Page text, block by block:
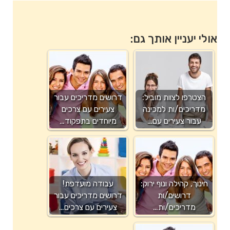
אולי יעניין אותך גם:
הצטרפו לצוות מוביל:
מדריכים/ות למכינה
עבור צעירים עם…
דרושים מדריכים עבור
צעירים עם צרכים
מיוחדים בתפקוד…
חינוך, קהילה ונוף ירוק:
דרושים/ות
מדריכים/ות…
עבודה מועדפת!
דרושים מדריכים עבור
צעירים עם צרכים…